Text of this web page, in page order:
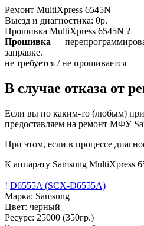
Ремонт MultiXpress 6545N
Выезд и диагностика: 0р.
Прошивка MultiXpress 6545N ?
Прошивка —
заправке.
не требуется / не прошивается
В случае отказа от
Если вы по каким-то (любым)
предоставляем на ремонт МФУ
При этом, если в процессе
К аппарату Samsung MultiXpress
! D6555A (SCX-D6555A)
Марка: Samsung
Цвет: черный
Ресурс: 25000 (350гр.)